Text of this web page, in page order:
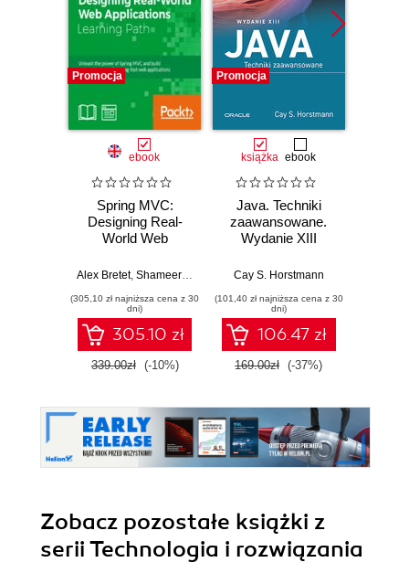
Promocja
ebook
Spring MVC:
Designing Real-
World Web
here to enter text
Alex Bretet, Shameer Kunjumohamed , Geoffroy Warin
(305,10 zł najniższa cena z 30
dni)
305.10 zł
339.00zł (-10%)
Promocja
książka ebook
Java. Techniki
zaawansowane.
Wydanie XIII
Cay S. Horstmann
(101,40 zł najniższa cena z 30
dni)
106.47 zł
169.00zł (-37%)
Zobacz pozostałe książki z
serii Technologia i rozwiązania